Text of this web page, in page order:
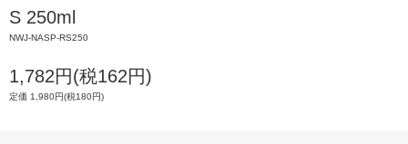
S 250ml
NWJ-NASP-RS250
1,782円(税162円)
定価 1,980円(税180円)